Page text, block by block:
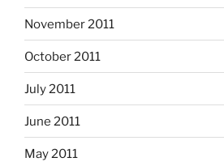
November 2011
October 2011
July 2011
June 2011
May 2011